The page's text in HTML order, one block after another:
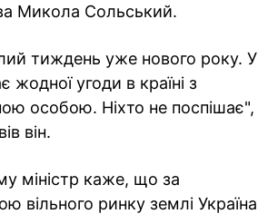
Микола Сольський.
тиждень уже нового року. У
жодної угоди в країні з
особою. Ніхто не поспішає",
він.
міністр каже, що за
вільного ринку землі Україна